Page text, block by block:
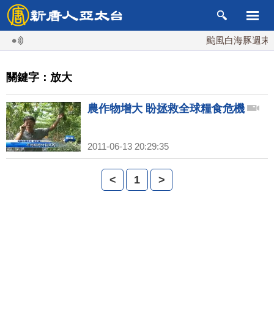
颱風白海豚週末
關鍵字：放大
農作物增大 盼拯救全球糧食危機
2011-06-13 20:29:35
< 1 >